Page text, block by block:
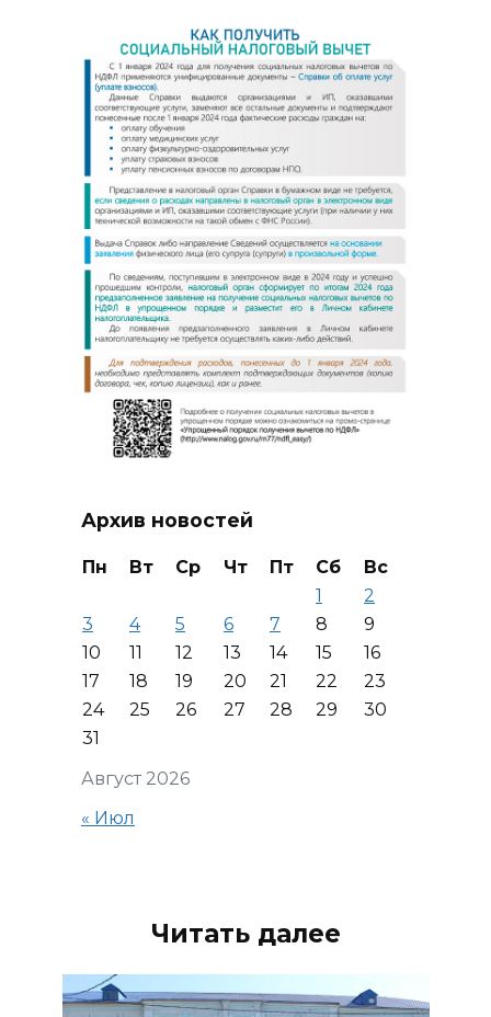
Архив новостей
Август 2026
Пн Вт Ср Чт Пт Сб
Вс
1
2
3
4 5 6 7 8
9
10
11 12 13 14 15
16
17
18 19 20 21 22
23
24
25 26 27 28 29
30
31
« Июл
Читать далее